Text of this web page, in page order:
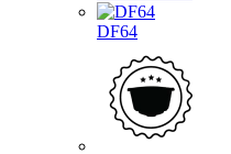
DF64